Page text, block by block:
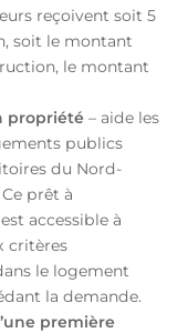
reçoivent soit 5
soit le montant
le montant
propriété – aide les
publics
du Nord-
prêt à
est accessible à
critères
le logement
la demande.
première